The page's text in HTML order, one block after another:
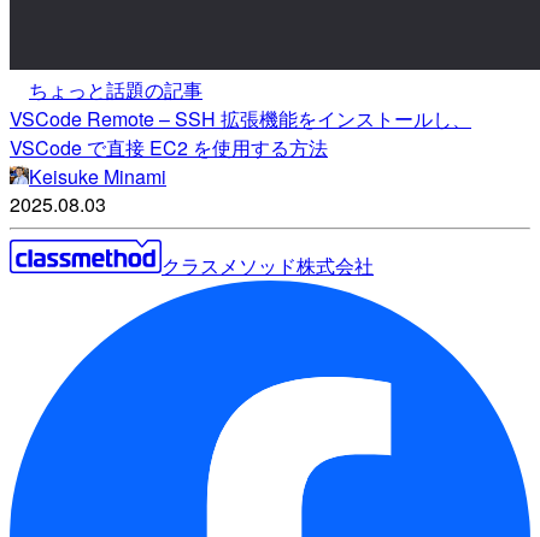
ちょっと話題の記事
VSCode Remote – SSH 拡張機能をインストールし、
VSCode で直接 EC2 を使用する方法
Keisuke Minami
2025.08.03
クラスメソッド株式会社